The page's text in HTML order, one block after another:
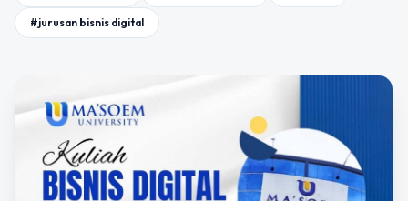
#jurusan bisnis digital